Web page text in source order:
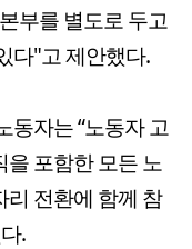
부를 별도로 두고
다"고 제안했다.
동자는 “노동자 고
포함한 모든 노
전환에 함께 참
.